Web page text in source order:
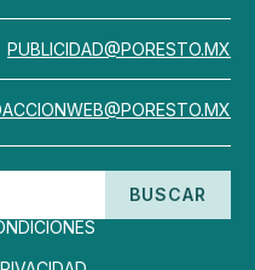
PUBLICIDAD@PORESTO.MX
BUSCAR